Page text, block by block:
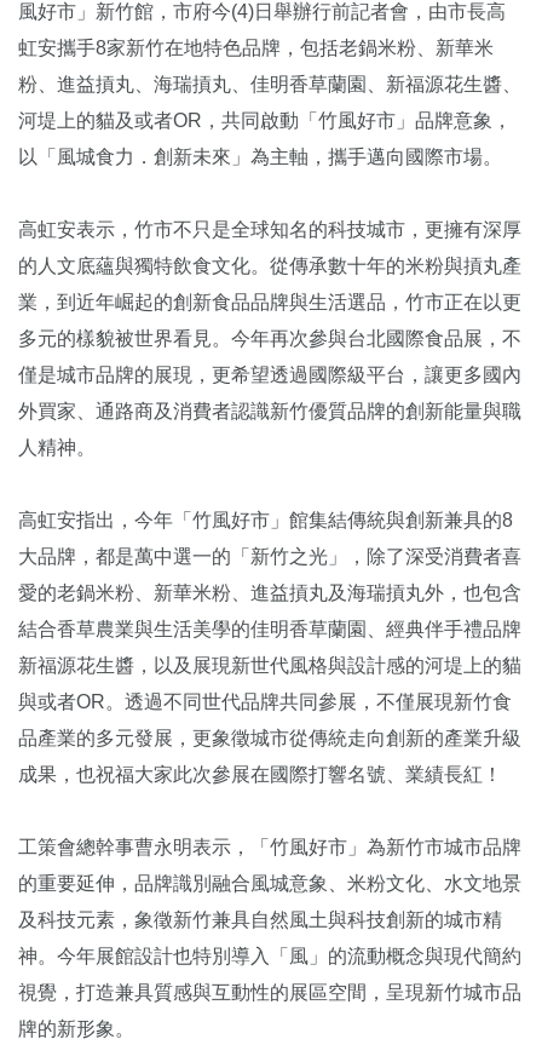
風好市」新竹館，市府今(4)日舉辦行前記者會，由市長高
虹安攜手8家新竹在地特色品牌，包括老鍋米粉、新華米
粉、進益摃丸、海瑞摃丸、佳明香草蘭園、新福源花生醬、
河堤上的貓及或者OR，共同啟動「竹風好市」品牌意象，
以「風城食力．創新未來」為主軸，攜手邁向國際市場。
高虹安表示，竹市不只是全球知名的科技城市，更擁有深厚
的人文底蘊與獨特飲食文化。從傳承數十年的米粉與摃丸產
業，到近年崛起的創新食品品牌與生活選品，竹市正在以更
多元的樣貌被世界看見。今年再次參與台北國際食品展，不
僅是城市品牌的展現，更希望透過國際級平台，讓更多國內
外買家、通路商及消費者認識新竹優質品牌的創新能量與職
人精神。
高虹安指出，今年「竹風好市」館集結傳統與創新兼具的8
大品牌，都是萬中選一的「新竹之光」，除了深受消費者喜
愛的老鍋米粉、新華米粉、進益摃丸及海瑞摃丸外，也包含
結合香草農業與生活美學的佳明香草蘭園、經典伴手禮品牌
新福源花生醬，以及展現新世代風格與設計感的河堤上的貓
與或者OR。透過不同世代品牌共同參展，不僅展現新竹食
品產業的多元發展，更象徵城市從傳統走向創新的產業升級
成果，也祝福大家此次參展在國際打響名號、業績長紅！
工策會總幹事曹永明表示，「竹風好市」為新竹市城市品牌
的重要延伸，品牌識別融合風城意象、米粉文化、水文地景
及科技元素，象徵新竹兼具自然風土與科技創新的城市精
神。今年展館設計也特別導入「風」的流動概念與現代簡約
視覺，打造兼具質感與互動性的展區空間，呈現新竹城市品
牌的新形象。